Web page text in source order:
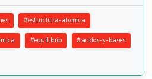
#estructura-atomica
#equilibrio #acidos-y-bases